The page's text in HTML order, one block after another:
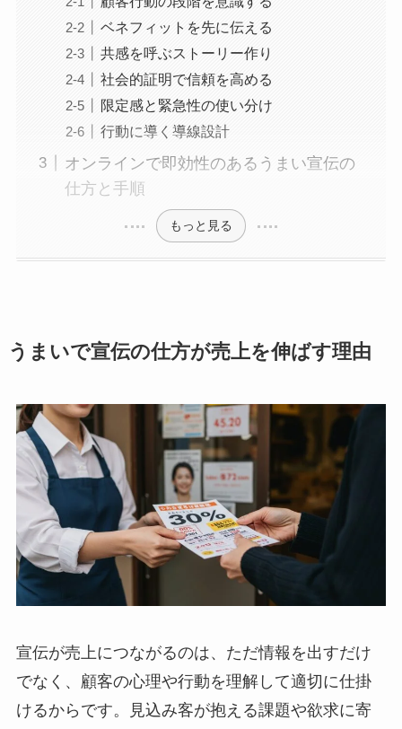
ベネフィットを先に伝える
共感を呼ぶストーリー作り
社会的証明で信頼を高める
限定感と緊急性の使い分け
行動に導く導線設計
オンラインで即効性のあるうまい宣伝の
仕方と手順
もっと見る
うまいで宣伝の仕方が売上を伸ばす理由
宣伝が売上につながるのは、ただ情報を出すだけ
でなく、顧客の心理や行動を理解して適切に仕掛
けるからです。見込み客が抱える課題や欲求に寄